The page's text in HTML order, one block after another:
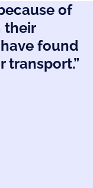
of
their
found
transport.”